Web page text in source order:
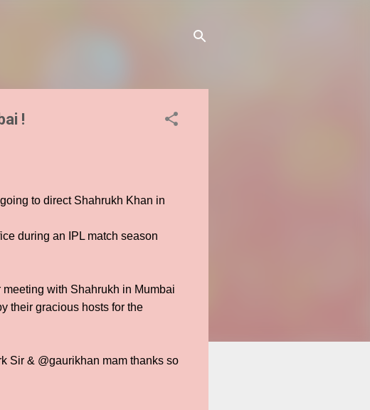
!
to direct Shahrukh Khan in
during an IPL match season
with Shahrukh in Mumbai
their gracious hosts for the
Sir & @gaurikhan mam thanks so